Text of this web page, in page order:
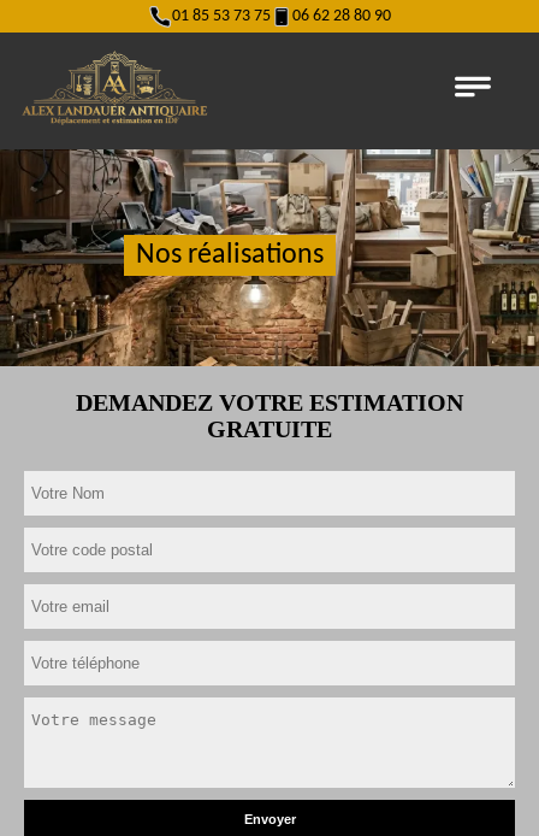
01 85 53 73 75 06 62 28 80 90
Nos réalisations
DEMANDEZ VOTRE ESTIMATION
GRATUITE